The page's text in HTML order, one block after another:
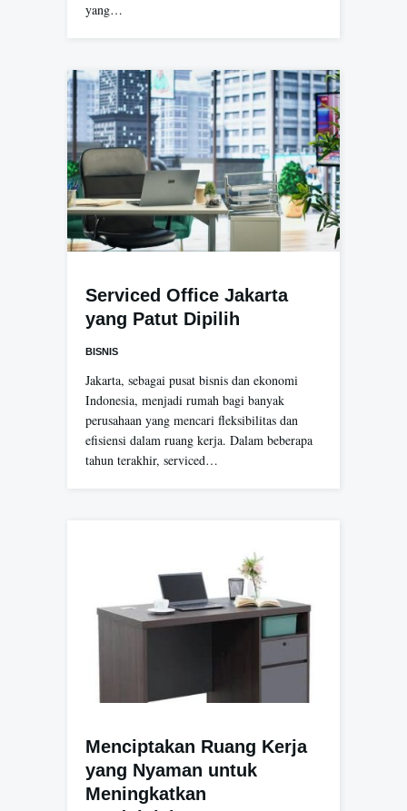
yang…
Serviced Office Jakarta
yang Patut Dipilih
BISNIS
Jakarta, sebagai pusat bisnis dan ekonomi
Indonesia, menjadi rumah bagi banyak
perusahaan yang mencari fleksibilitas dan
efisiensi dalam ruang kerja. Dalam beberapa
tahun terakhir, serviced…
Menciptakan Ruang Kerja
yang Nyaman untuk
Meningkatkan